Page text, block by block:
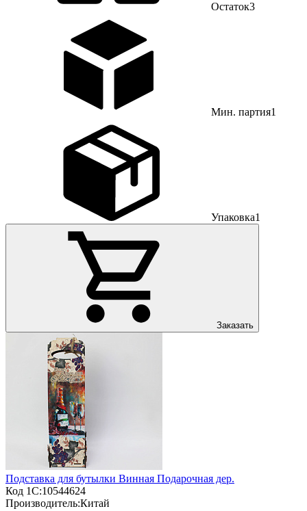
Остаток3
Мин. партия1
Упаковка1
Заказать
Подставка для бутылки Винная Подарочная дер.
Код 1С:10544624
Производитель:Китай